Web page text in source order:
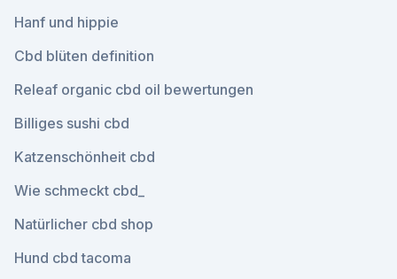
Hanf und hippie
Cbd blüten definition
Releaf organic cbd oil bewertungen
Billiges sushi cbd
Katzenschönheit cbd
Wie schmeckt cbd_
Natürlicher cbd shop
Hund cbd tacoma